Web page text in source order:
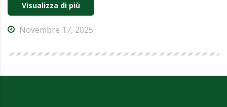
Visualizza di più
Novembre 17, 2025